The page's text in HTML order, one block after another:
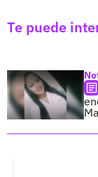
Te puede